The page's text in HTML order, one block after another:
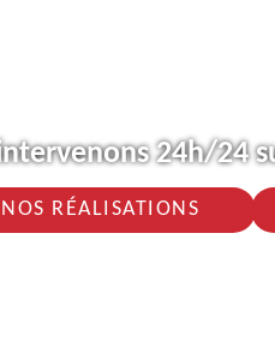
24h/24
NOS RÉALISATIONS